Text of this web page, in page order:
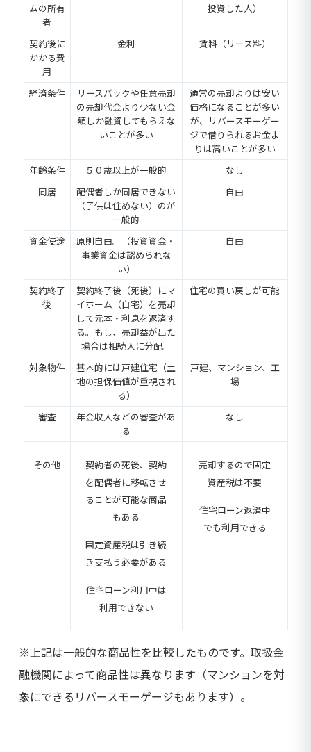
ムの所有
者
投資した人）
契約後に
かかる費
用
金利 賃料（リース料）
経済条件
リースバックや任意売却
の売却代金より少ない金
額しか融資してもらえな
いことが多い
通常の売却よりは安い
価格になることが多い
が、リバースモーゲー
ジで借りられるお金よ
りは高いことが多い
年齢条件
５０歳以上が一般的
なし
同居
配偶者しか同居できない
（子供は住めない）のが
一般的
自由
資金使途
原則自由。（投資資金・
事業資金は認められな
い）
自由
契約終了
後
契約終了後（死後）にマ
イホーム（自宅）を売却
して元本・利息を返済す
る。もし、売却益が出た
場合は相続人に分配。
住宅の買い戻しが可能
対象物件
基本的には戸建住宅（土
地の担保価値が重視され
る）
戸建、マンション、工
場
審査
年金収入などの審査があ
る
なし
その他
契約者の死後、契約
を配偶者に移転させ
ることが可能な商品
もある
固定資産税は引き続
き支払う必要がある
住宅ローン利用中は
利用できない
売却するので固定
資産税は不要
住宅ローン返済中
でも利用できる
※上記は一般的な商品性を比較したものです。取扱金
融機関によって商品性は異なります（マンションを対
象にできるリバースモーゲージもあります）。